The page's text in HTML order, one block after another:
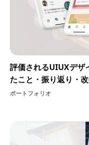
評価されるUIUXデザ
たこと・振り返り・
ポートフォリオ